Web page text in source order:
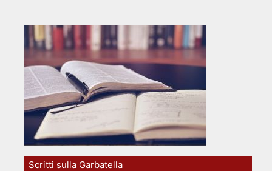
Scritti sulla Garbatella